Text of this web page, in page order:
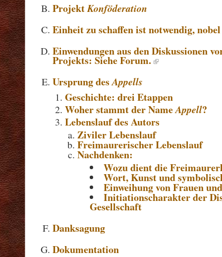
ProjektKonföderation
Einheit zu schaffen ist notwendig,
Einwendungen aus den Diskussionen
Projekts: Siehe Forum.
Ursprung desAppells
Geschichte: drei Etappen
Woher stammt der NameAppell?
Lebenslauf des Autors
Ziviler Lebenslauf
Freimaurerischer Lebenslauf
Nachdenken:
Wozu dient die
Wort, Kunst und
Einweihung von Frauen
Initiationscharakter der
Gesellschaft
Danksagung
Dokumentation